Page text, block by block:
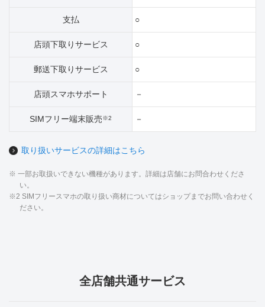
支払 ○
店頭下取りサービス ○
郵送下取りサービス ○
店頭スマホサポート －
SIMフリー端末販売※2 －
取り扱いサービスの詳細はこちら
※ 一部お取扱いできない機種があります。詳細は店舗にお問合わせくださ
い。
※2 SIMフリースマホの取り扱い商材についてはショップまでお問い合わせく
ださい。
全店舗共通サービス